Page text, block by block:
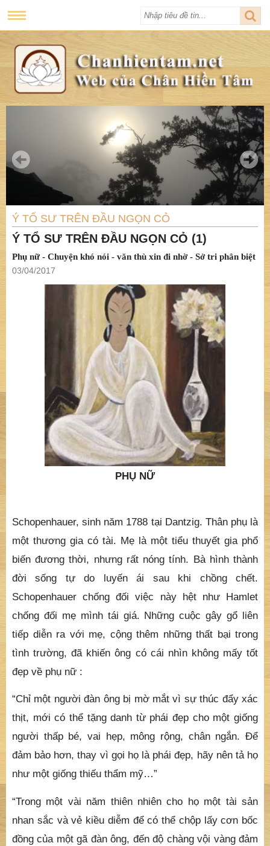
Ý TỔ SƯ TRÊN ĐẦU NGỌN CỎ
Ý TỔ SƯ TRÊN ĐẦU NGỌN CỎ (1)
Phụ nữ - Chuyện khó nói - văn thù xin đi nhờ - Sở tri phân biệt
03/04/2017
PHỤ NỮ
Schopenhauer, sinh năm 1788 tại Dantzig. Thân phụ là
một thương gia có tài. Mẹ là một tiểu thuyết gia phổ
biến đương thời, nhưng rất nóng tính. Bà hình thành
đời sống tự do luyến ái sau khi chồng chết.
Schopenhauer chống đối việc này hệt như Hamlet
chống đối mẹ mình tái giá. Những cuộc gây gổ liên
tiếp diễn ra với mẹ, cộng thêm những thất bại trong
tình trường, đã khiến ông có cái nhìn không mấy tốt
đẹp về phụ nữ :
“Chỉ một người đàn ông bị mờ mắt vì sự thúc đẩy xác
thịt, mới có thể tặng danh từ phái đẹp cho một giống
người thấp bé, vai hẹp, mông rộng, chân ngắn. Để
đảm bảo hơn, thay vì gọi họ là phái đẹp, hãy nên tả họ
như một giống thiếu thẩm mỹ…”
“Trong một vài năm thiên nhiên cho họ một tài sản
nhan sắc và vẻ kiều diễm để có thể chộp lấy cơn bốc
đồng của một gã đàn ông, đến độ chàng vội vàng đảm